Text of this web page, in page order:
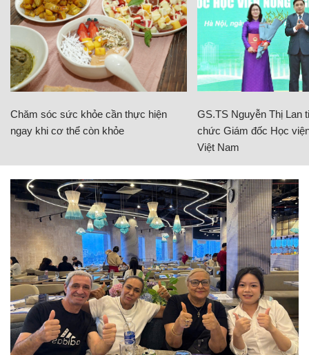
Chăm sóc sức khỏe cần thực hiện
ngay khi cơ thể còn khỏe
GS.TS Nguyễn Thị Lan
chức Giám đốc Học
Việt Nam